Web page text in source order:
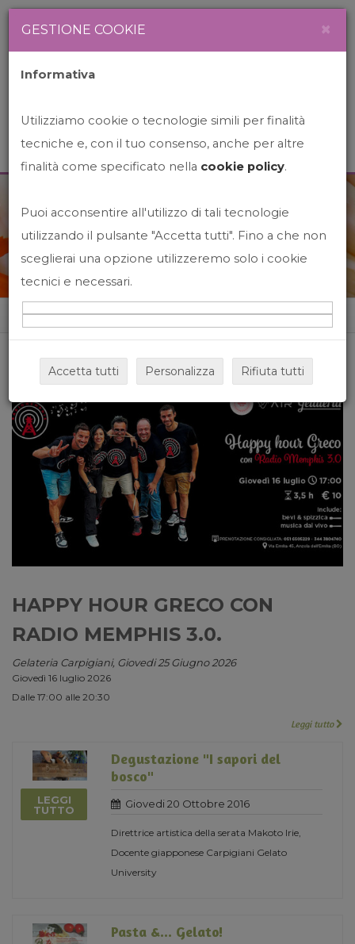
News&Events
Home News&events
HAPPY HOUR GRECO CON
RADIO MEMPHIS 3.0.
Gelateria Carpigiani, Giovedi 25 Giugno 2026
Giovedì 16 luglio 2026
Dalle 17:00 alle 20:30
Leggi tutto
LEGGI
TUTTO
Degustazione "I sapori del
bosco"
Giovedi 20 Ottobre 2016
Direttrice artistica della serata Makoto Irie,
Docente giapponese Carpigiani Gelato
University
Pasta &... Gelato!
GESTIONE COOKIE ×
Informativa
Utilizziamo cookie o tecnologie simili per finalità
tecniche e, con il tuo consenso, anche per altre
finalità come specificato nella cookie policy.
Puoi acconsentire all'utilizzo di tali tecnologie
utilizzando il pulsante "Accetta tutti". Fino a che non
sceglierai una opzione utilizzeremo solo i cookie
tecnici e necessari.
Accetta tutti Personalizza Rifiuta tutti